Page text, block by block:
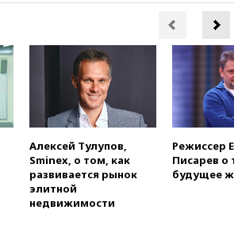
Алексей Тулупов,
Sminex, о том, как
развивается рынок
элитной
недвижимости
Режиссер
Писарев о
будущее